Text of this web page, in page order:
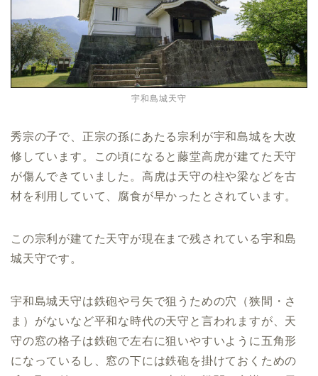
宇和島城天守
秀宗の子で、正宗の孫にあたる宗利が宇和島城を大改
修しています。この頃になると藤堂高虎が建てた天守
が傷んできていました。高虎は天守の柱や梁などを古
材を利用していて、腐食が早かったとされています。
この宗利が建てた天守が現在まで残されている宇和島
城天守です。
宇和島城天守は鉄砲や弓矢で狙うための穴（狭間・さ
ま）がないなど平和な時代の天守と言われますが、天
守の窓の格子は鉄砲で左右に狙いやすいように五角形
になっているし、窓の下には鉄砲を掛けておくための